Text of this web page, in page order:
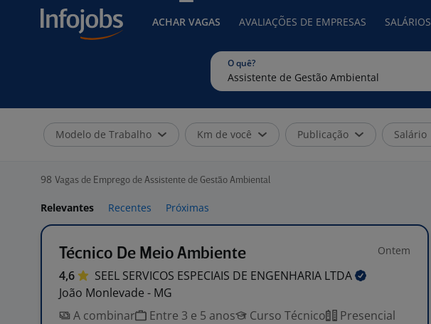
ACHAR VAGAS AVALIAÇÕES DE EMPRESAS SALÁRIOS
O quê?
Modelo de Trabalho Km de você Publicação Salário
98 Vagas de Emprego de Assistente de Gestão Ambiental
Relevantes Recentes Próximas
Técnico De Meio Ambiente Ontem
4,6 SEEL SERVICOS ESPECIAIS DE ENGENHARIA LTDA
João Monlevade - MG
A combinar
Entre 3 e 5 anos Curso Técnico
Presencial